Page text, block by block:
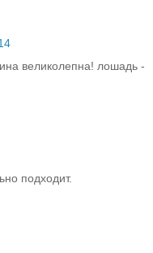
великолепна! лошадь -
подходит.